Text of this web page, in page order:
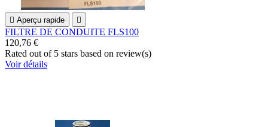
 Aperçu rapide 
FILTRE DE CONDUITE FLS100
120,76 €
Rated out of 5 stars based on review(s)
Voir détails